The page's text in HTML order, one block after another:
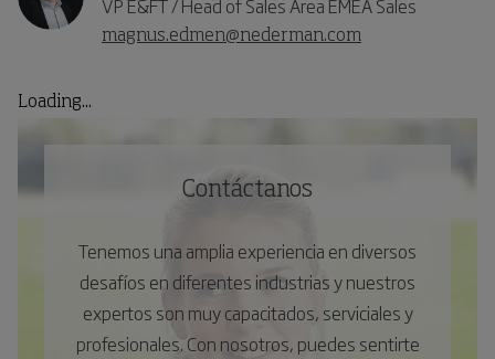
VP E&FT / Head of Sales Area EMEA Sales
magnus.edmen@nederman.com
Loading...
Contáctanos
Tenemos una amplia experiencia en diversos
desafíos en diferentes industrias y nuestros
expertos son muy capacitados, serviciales y
profesionales. Con nosotros, puedes sentirte